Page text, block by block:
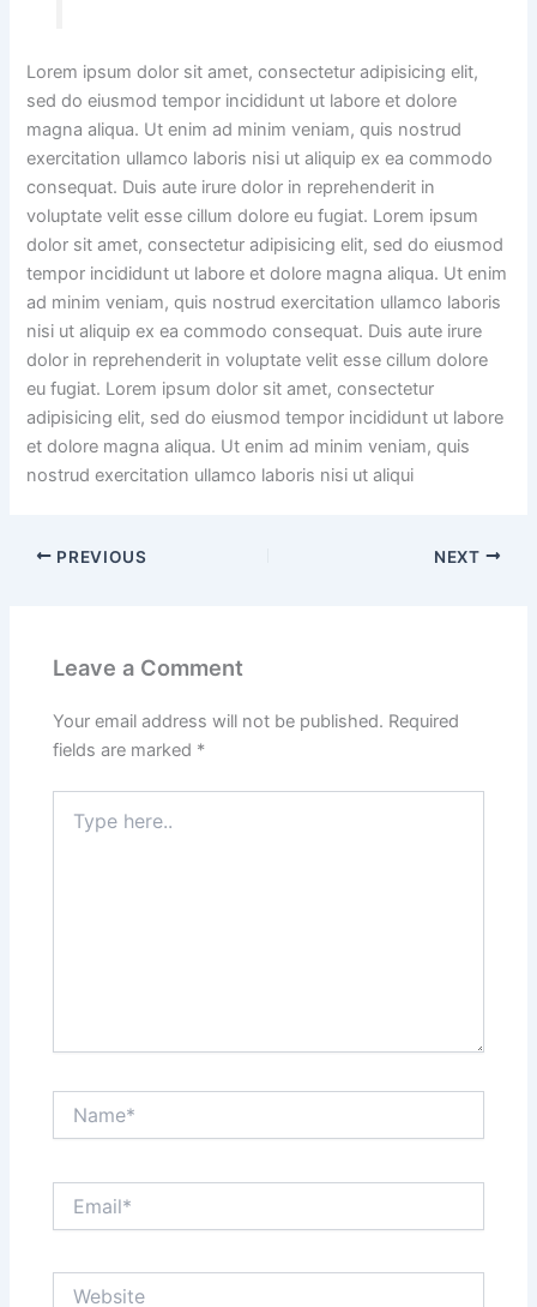
Lorem ipsum dolor sit amet, consectetur adipisicing elit,
sed do eiusmod tempor incididunt ut labore et dolore
magna aliqua. Ut enim ad minim veniam, quis nostrud
exercitation ullamco laboris nisi ut aliquip ex ea commodo
consequat. Duis aute irure dolor in reprehenderit in
voluptate velit esse cillum dolore eu fugiat. Lorem ipsum
dolor sit amet, consectetur adipisicing elit, sed do eiusmod
tempor incididunt ut labore et dolore magna aliqua. Ut enim
ad minim veniam, quis nostrud exercitation ullamco laboris
nisi ut aliquip ex ea commodo consequat. Duis aute irure
dolor in reprehenderit in voluptate velit esse cillum dolore
eu fugiat. Lorem ipsum dolor sit amet, consectetur
adipisicing elit, sed do eiusmod tempor incididunt ut labore
et dolore magna aliqua. Ut enim ad minim veniam, quis
nostrud exercitation ullamco laboris nisi ut aliqui
PREVIOUS NEXT
Leave a Comment
Your email address will not be published. Required
fields are marked *
here..